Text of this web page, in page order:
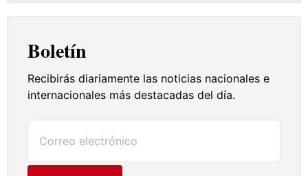
Boletín
Recibirás diariamente las noticias nacionales e
internacionales más destacadas del día.